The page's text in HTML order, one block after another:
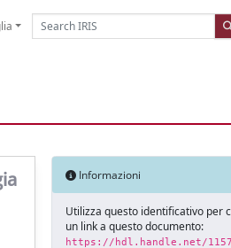
Informazioni
Utilizza questo identificativo per
un link a questo documento:
https://hdl.handle.net/